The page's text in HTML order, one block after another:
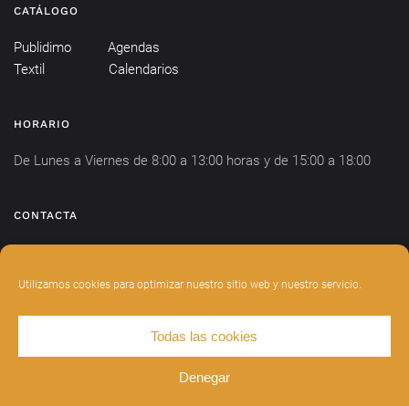
Utilizamos cookies para optimizar nuestro sitio web y nuestro servicio.
Todas las cookies
Denegar
CATÁLOGO
Publidimo
Agendas
Textil
Calendarios
HORARIO
De Lunes a Viernes de 8:00 a 13:00 horas y de 15:00 a 18:00
CONTACTA
POLÍTICA DE PRIVACIDAD